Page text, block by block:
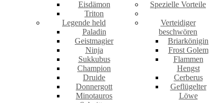
Eisdämon
Triton
Legende held
Paladin
Geistmagier
Ninja
Sukkubus
Champion
Druide
Donnergott
Minotauros
Spezielle Vorteile
Verteidiger
beschwören
Briarkönigin
Frost Golem
Flammen
Hengst
Cerberus
Geflügelter
Löwe